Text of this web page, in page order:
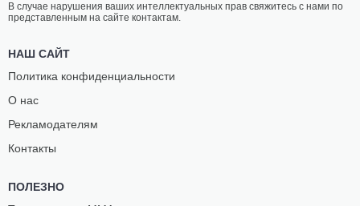
В случае нарушения ваших интеллектуальных прав свяжитесь с нами по
представленным на сайте контактам.
НАШ САЙТ
Политика конфиденциальности
О нас
Рекламодателям
Контакты
ПОЛЕЗНО